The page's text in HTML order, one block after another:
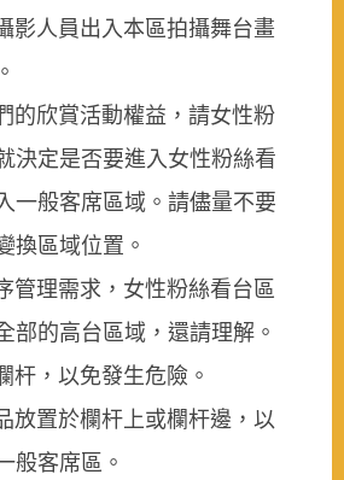
影人員出入本區拍攝舞台畫
的欣賞活動權益，請女性粉
決定是否要進入女性粉絲看
一般客席區域。請儘量不要
換區域位置。
管理需求，女性粉絲看台區
部的高台區域，還請理解。
杆，以免發生危險。
放置於欄杆上或欄杆邊，以
般客席區。